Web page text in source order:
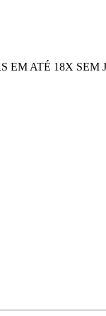
EM ATÉ 18X SEM